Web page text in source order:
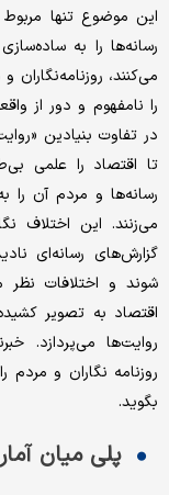
این موضوع تنها مربوط
رسانه‌ها را به
می‌کنند،
را نامفهوم و دور از
در تفاوت بنیادین
تا اقتصاد را علمی
رسانه‌ها و مردم آن را
می‌زنند. این اختلاف
گزارش‌های رسانه‌ای
شوند و اختلافات
اقتصاد به تصویر
روایت‌ها می‌پردازد.
روزنامه نگاران و
بگوید.
پلی میان